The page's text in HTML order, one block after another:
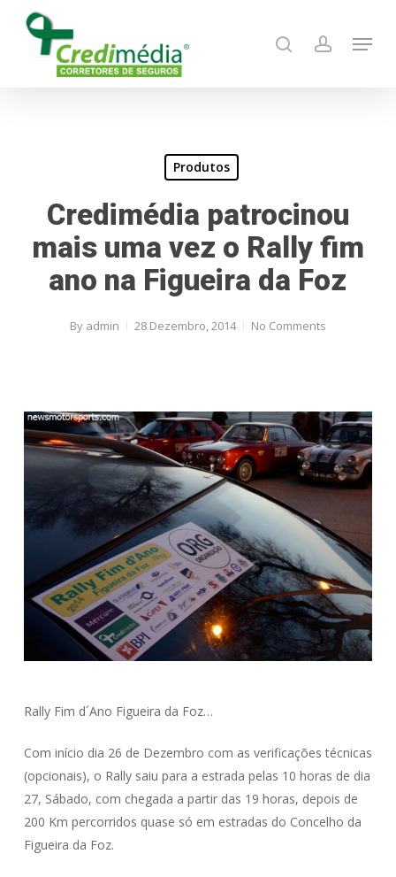
search account
Menu
Produtos
Credimédia patrocinou
mais uma vez o Rally fim
ano na Figueira da Foz
By admin 28 Dezembro, 2014 No Comments
Rally Fim d´Ano Figueira da Foz…
Com início dia 26 de Dezembro com as verificações técnicas
(opcionais), o Rally saiu para a estrada pelas 10 horas de dia
27, Sábado, com chegada a partir das 19 horas, depois de
200 Km percorridos quase só em estradas do Concelho da
Figueira da Foz.